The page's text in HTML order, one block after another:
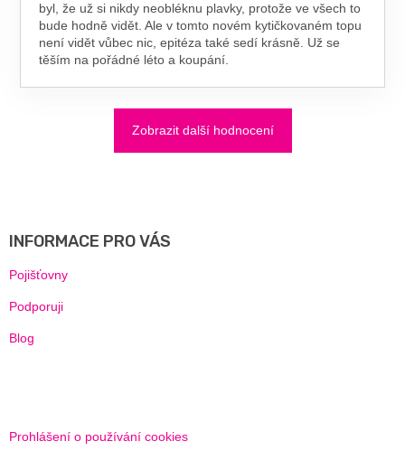
byl, že už si nikdy neobléknu plavky, protože ve všech to
bude hodně vidět. Ale v tomto novém kytičkovaném topu
není vidět vůbec nic, epitéza také sedí krásně. Už se
těším na pořádné léto a koupání.
Zobrazit další hodnocení
INFORMACE PRO VÁS
Pojišťovny
Podporuji
Blog
Prohlášení o používání cookies